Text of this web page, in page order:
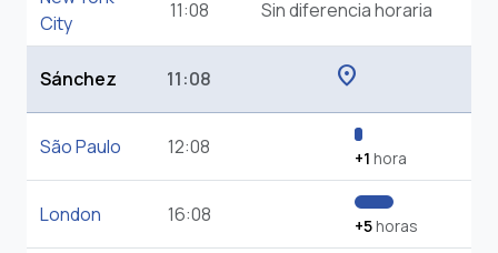
City
11:08 Sin diferencia horaria
Sánchez 11:08 location_on
São Paulo 12:08 +1 hora
London 16:08 +5horas